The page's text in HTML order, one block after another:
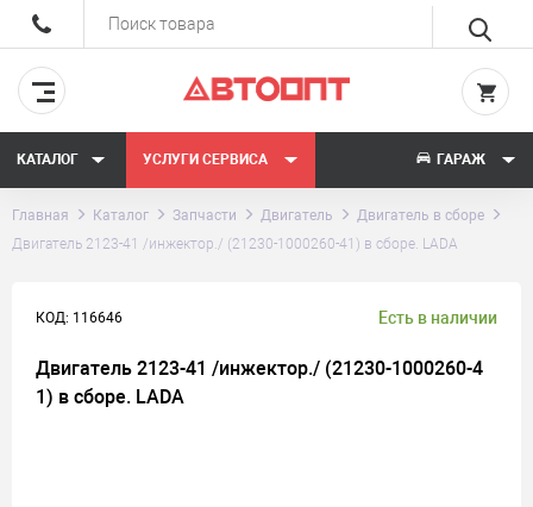
КАТАЛОГ УСЛУГИ СЕРВИСА ГАРАЖ
Главная Каталог Запчасти Двигатель
Двигатель в сборе
Двигатель 2123-41 /инжектор./ (21230-1000260-41) в сборе. LADA
КОД: 116646 Есть в наличии
Двигатель 2123-41 /инжектор./ (21230-1000260-4
1) в сборе. LADA